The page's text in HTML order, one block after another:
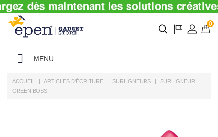
0
MENU
ACCUEIL ARTICLES D'ÉCRITURE SURLIGNEURS
SURLIGNEUR
GREEN BOSS